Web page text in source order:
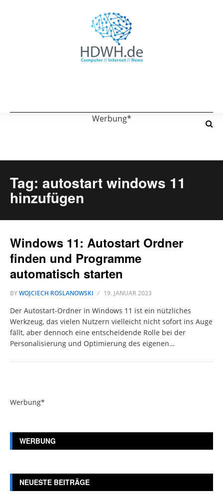
Werbung*
Tag: autostart windows 11
hinzufügen
Windows 11: Autostart Ordner
finden und Programme
automatisch starten
BYWOJCIECH ROSLANOWSKI 19. JANUAR 2023
Der Autostart-Ordner in Windows 11 ist ein nützliches
Werkzeug, das vielen Nutzern vielleicht nicht sofort ins Auge
fällt, aber dennoch eine entscheidende Rolle bei der
Personalisierung und Optimierung des eigenen…
Werbung*
WERBUNG
NEUESTE BEITRÄGE